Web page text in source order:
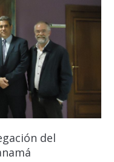
del